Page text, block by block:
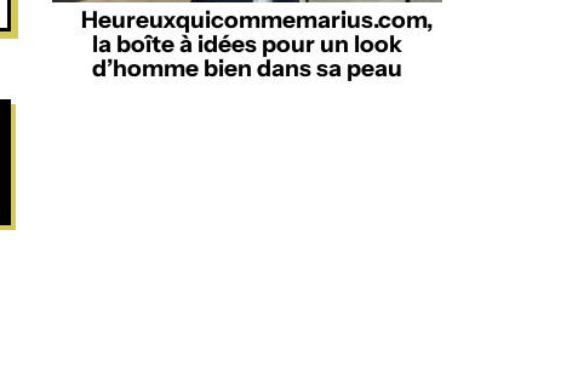
Heureuxquicommemarius.com,
la boîte à idées pour un look
d’homme bien dans sa peau